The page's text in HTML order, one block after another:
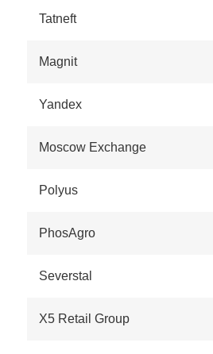
Tatneft
Magnit
Yandex
Moscow Exchange
Polyus
PhosAgro
Severstal
X5 Retail Group